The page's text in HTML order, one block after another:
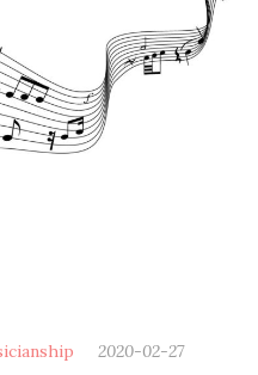
2020-02-27